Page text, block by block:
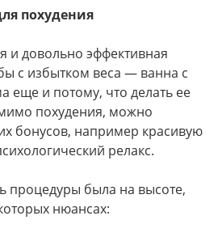
похудения
и довольно эффективная
с избытком веса — ванна с
еще и потому, что делать ее
похудения, можно
бонусов, например красивую
релакс.
процедуры была на высоте,
нюансах: